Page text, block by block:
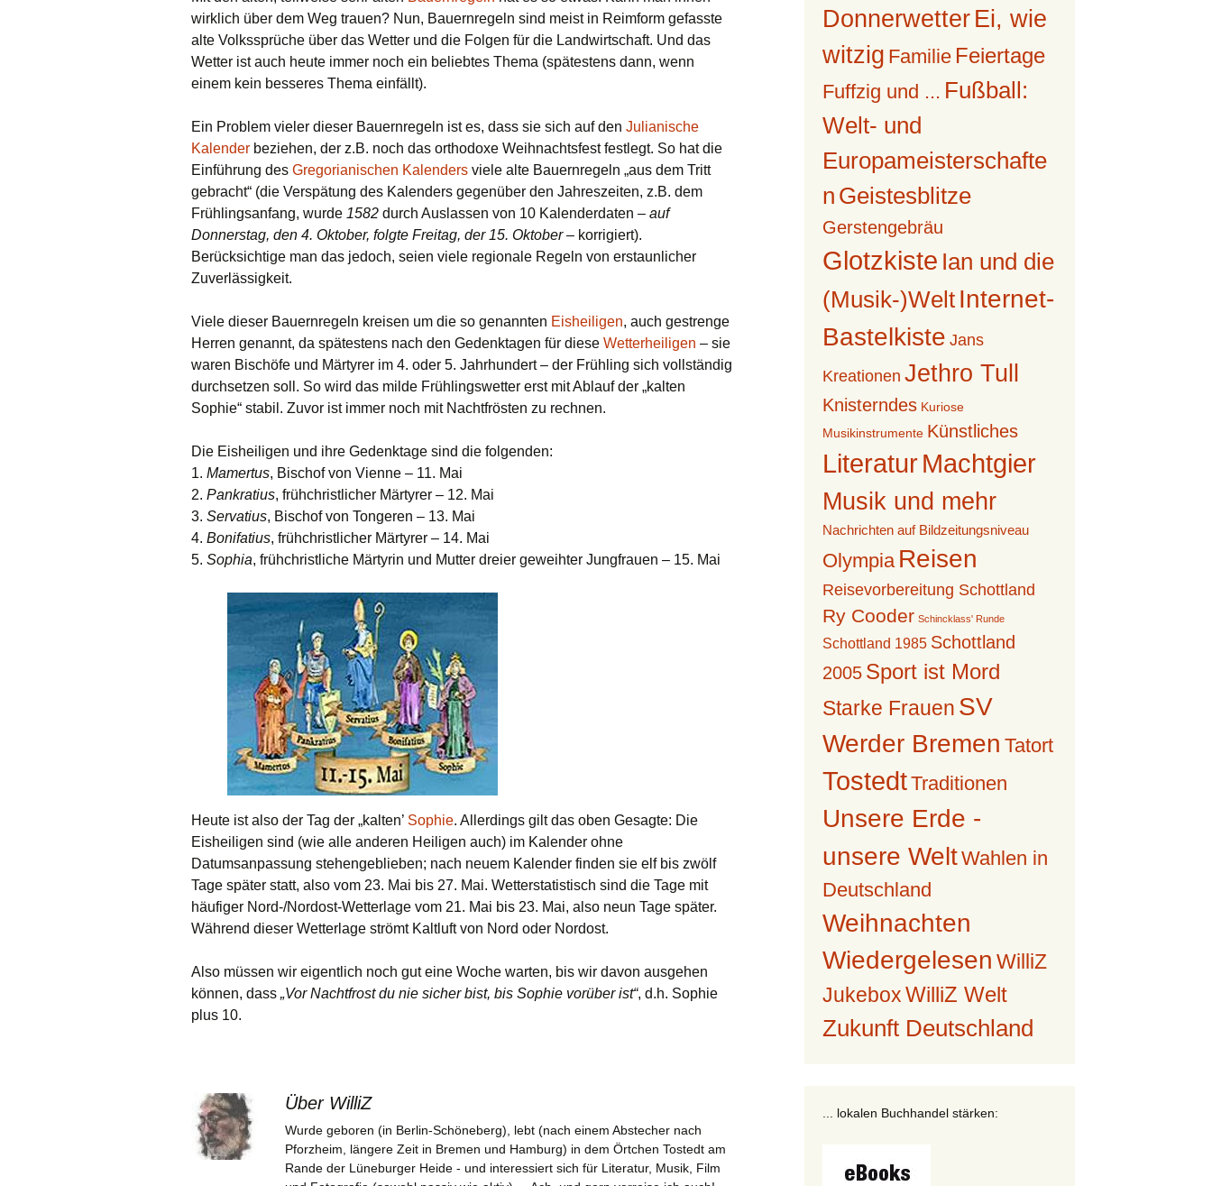
wirklich über dem Weg trauen? Nun, Bauernregeln sind meist in Reimform gefasste
alte Volkssprüche über das Wetter und die Folgen für die Landwirtschaft. Und das
Wetter ist auch heute immer noch ein beliebtes Thema (spätestens dann, wenn
einem kein besseres Thema einfällt).
Ein Problem vieler dieser Bauernregeln ist es, dass sie sich auf den Julianische
Kalender beziehen, der z.B. noch das orthodoxe Weihnachtsfest festlegt. So hat die
Einführung des Gregorianischen Kalenders viele alte Bauernregeln „aus dem Tritt
gebracht“ (die Verspätung des Kalenders gegenüber den Jahreszeiten, z.B. dem
Frühlingsanfang, wurde 1582 durch Auslassen von 10 Kalenderdaten – auf
Donnerstag, den 4. Oktober, folgte Freitag, der 15. Oktober– korrigiert).
Berücksichtige man das jedoch, seien viele regionale Regeln von erstaunlicher
Zuverlässigkeit.
Viele dieser Bauernregeln kreisen um die so genannten Eisheiligen, auch gestrenge
Herren genannt, da spätestens nach den Gedenktagen für diese Wetterheiligen – sie
waren Bischöfe und Märtyrer im 4. oder 5. Jahrhundert – der Frühling sich vollständig
durchsetzen soll. So wird das milde Frühlingswetter erst mit Ablauf der „kalten
Sophie“ stabil. Zuvor ist immer noch mit Nachtfrösten zu rechnen.
Die Eisheiligen und ihre Gedenktage sind die folgenden:
1. Mamertus, Bischof von Vienne – 11. Mai
2. Pankratius, frühchristlicher Märtyrer – 12. Mai
3. Servatius, Bischof von Tongeren – 13. Mai
4. Bonifatius, frühchristlicher Märtyrer – 14. Mai
5. Sophia, frühchristliche Märtyrin und Mutter dreier geweihter Jungfrauen – 15. Mai
Heute ist also der Tag der „kalten’ Sophie. Allerdings gilt das oben Gesagte: Die
Eisheiligen sind (wie alle anderen Heiligen auch) im Kalender ohne
Datumsanpassung stehengeblieben; nach neuem Kalender finden sie elf bis zwölf
Tage später statt, also vom 23. Mai bis 27. Mai. Wetterstatistisch sind die Tage mit
häufiger Nord-/Nordost-Wetterlage vom 21. Mai bis 23. Mai, also neun Tage später.
Während dieser Wetterlage strömt Kaltluft von Nord oder Nordost.
Also müssen wir eigentlich noch gut eine Woche warten, bis wir davon ausgehen
können, dass „Vor Nachtfrost du nie sicher bist, bis Sophie vorüber ist“, d.h. Sophie
plus 10.
Über WilliZ
Wurde geboren (in Berlin-Schöneberg), lebt (nach einem Abstecher nach
Pforzheim, längere Zeit in Bremen und Hamburg) in dem Örtchen Tostedt am
Rande der Lüneburger Heide - und interessiert sich für Literatur, Musik, Film
Donnerwetter Ei, wie
witzig Familie Feiertage
Fuffzig und ... Fußball:
Welt- und
Europameisterschafte
n Geistesblitze
Gerstengebräu
Glotzkiste Ian und die
(Musik-)Welt Internet-
Bastelkiste Jans
Kreationen Jethro Tull
Knisterndes Kuriose
Musikinstrumente Künstliches
LiteraturMachtgier
Musik und mehr
Nachrichten auf Bildzeitungsniveau
Olympia Reisen
Reisevorbereitung Schottland
Ry Cooder Schincklass' Runde
Schottland 1985 Schottland
2005 Sport ist Mord
Starke Frauen SV
Werder Bremen Tatort
TostedtTraditionen
Unsere Erde -
unsere WeltWahlen in
Deutschland
Weihnachten
Wiedergelesen WilliZ
Jukebox WilliZ Welt
Zukunft Deutschland
... lokalen Buchhandel stärken: